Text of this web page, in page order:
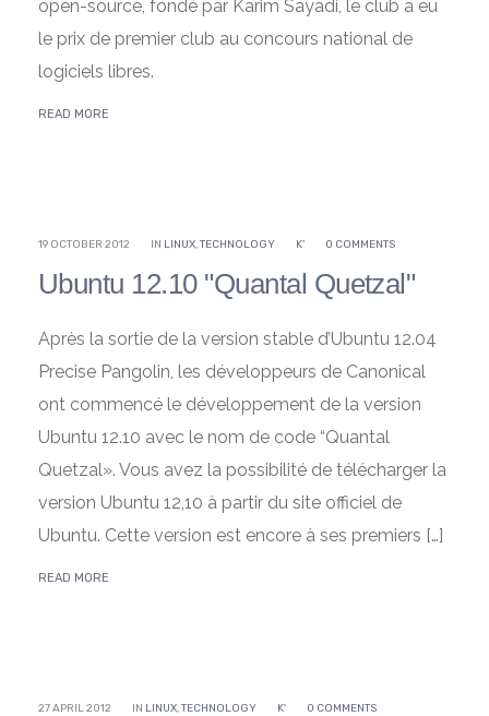
open-source, fondé par Karim Sayadi, le club a eu
le prix de premier club au concours national de
logiciels libres.
READ MORE
19 OCTOBER 2012 IN LINUX,TECHNOLOGY K' 0 COMMENTS
Ubuntu 12.10 "Quantal Quetzal"
Après la sortie de la version stable d’Ubuntu 12.04
Precise Pangolin, les développeurs de Canonical
ont commencé le développement de la version
Ubuntu 12.10 avec le nom de code “Quantal
Quetzal». Vous avez la possibilité de télécharger la
version Ubuntu 12,10 à partir du site officiel de
Ubuntu. Cette version est encore à ses premiers […]
READ MORE
27 APRIL 2012 IN LINUX,TECHNOLOGY K' 0 COMMENTS